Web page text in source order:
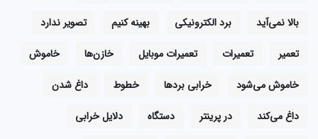
بالا نمی‌آید
برد الکترونیکی بهینه کنیم
تصویر ندارد
تعمیر
تعمیرات تعمیرات موبایل خازن‌ها
خاموش
خاموش می‌شود
خرابی بردها خطوط
داغ شدن
داغ می‌کند
در پرینتر دستگاه
دلایل خرابی